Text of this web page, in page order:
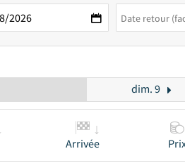
dim. 9
Arrivée